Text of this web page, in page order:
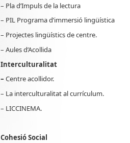
– Pla d’Impuls de la lectura
– PIL Programa d’immersió lingüística
– Projectes lingüístics de centre.
– Aules d’Acollida
Interculturalitat
– Centre acollidor.
– La interculturalitat al currículum.
– LICCINEMA.
Cohesió Social